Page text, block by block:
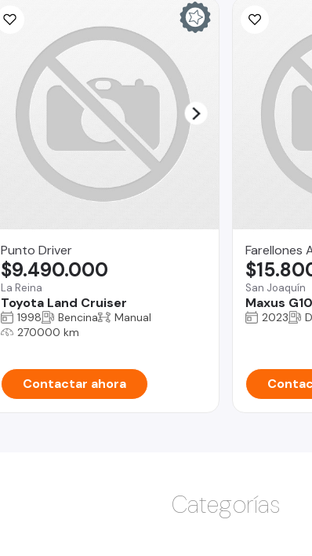
Punto Driver
La Reina
Toyota Land Cruiser
$9.490.000
1998 Bencina
Manual
270000 km
Contactar ahora
Farellones
San Joaquín
Maxus G10
2023
Categorías